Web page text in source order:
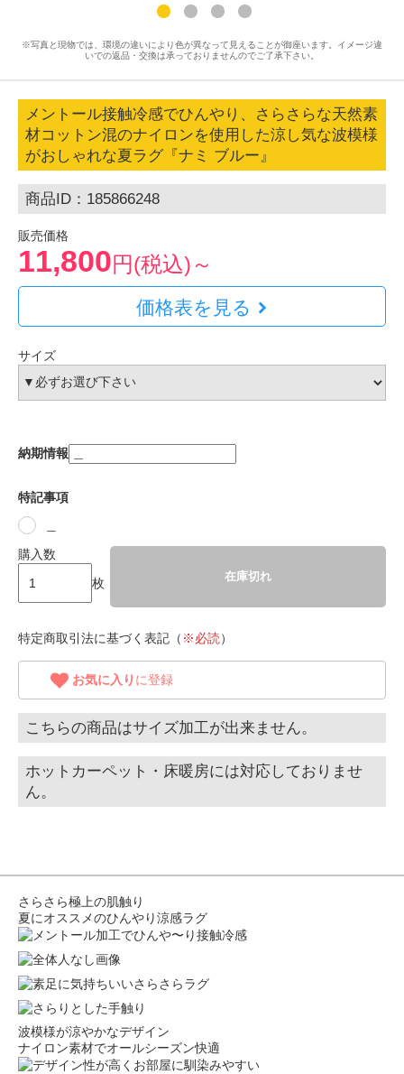
※写真と現物では、環境の違いにより色が異なって見えることが御座います。イメージ違
いでの返品・交換は承っておりませんのでご了承下さい。
メントール接触冷感でひんやり、さらさらな天然素
材コットン混のナイロンを使用した涼し気な波模様
がおしゃれな夏ラグ『ナミ ブルー』
商品ID：185866248
販売価格
11,800円(税込)～
価格表を見る
サイズ
納期情報
特記事項
購入数
枚
在庫切れ
特定商取引法に基づく表記（ ※必読）
お気に入り に登録
こちらの商品はサイズ加工が出来ません。
ホットカーペット・床暖房には対応しておりませ
ん。
さらさら極上の肌触り
夏にオススメのひんやり涼感ラグ
波模様が涼やかなデザイン
ナイロン素材でオールシーズン快適